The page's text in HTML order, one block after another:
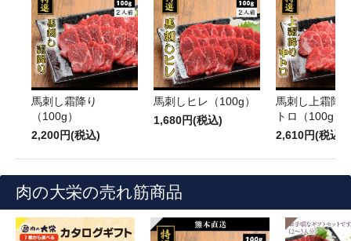
馬刺し霜降り
（100g）
2,200円(税込)
馬刺しヒレ（100g）
1,680円(税込)
馬刺し上霜降
トロ（100g）
2,610円(税込)
肉の大栄の売れ筋商品